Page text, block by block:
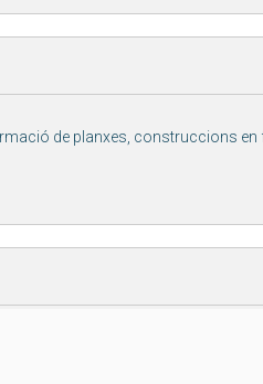
de planxes, construccions en